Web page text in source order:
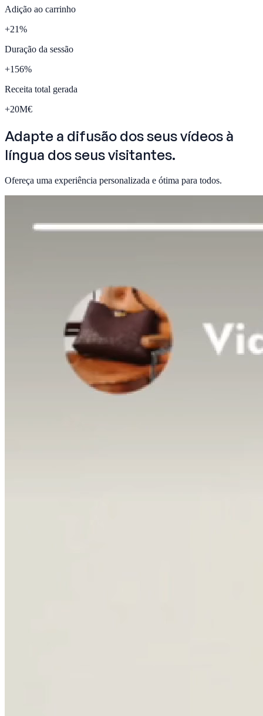
Adição ao carrinho
+21%
Duração da sessão
+156%
Receita total gerada
+20M€
Adapte a difusão dos seus vídeos à
língua dos seus visitantes.
Ofereça uma experiência personalizada e ótima para todos.